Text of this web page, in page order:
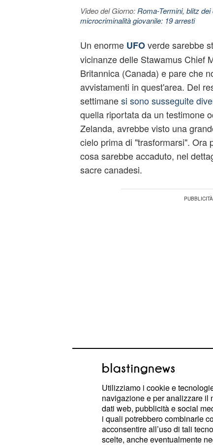
Video del Giorno: Roma-Termini, blitz
microcriminalità giovanile: 19 arresti
Un enorme UFOverde sarebbe
vicinanze delle Stawamus Chief
Britannica (Canada) e pare che
avvistamenti in quest'area. Del
settimanesi sono susseguite
quella riportata da un testimone
Zelanda, avrebbe visto una
cielo prima di "trasformarsi". Ora
cosa sarebbe accaduto, nel
sacre canadesi.
Utilizziamo i cookie e
navigazione e per analizzare il
dati web, pubblicità e social
i quali potrebbero combinarle
acconsentire all’uso di tali
scelte, anche eventualmente